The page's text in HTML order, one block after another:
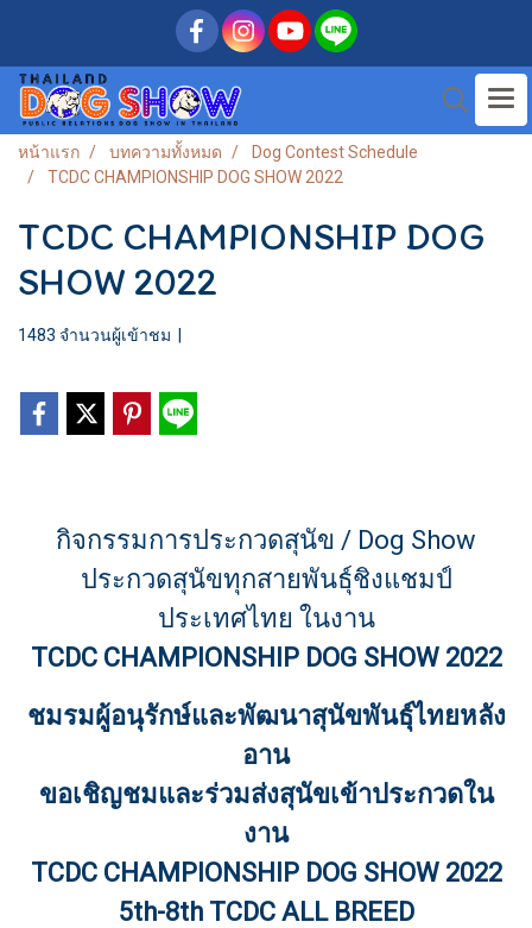
หน้าแรก บทความทั้งหมด
Dog Contest Schedule
TCDC CHAMPIONSHIP DOG SHOW 2022
TCDC CHAMPIONSHIP DOG
SHOW 2022
1483 จำนวนผู้เข้าชม
กิจกรรมการประกวดสุนัข / Dog Show
ประกวดสุนัขทุกสายพันธุ์ชิงแชมป์
ประเทศไทย ในงาน
TCDC CHAMPIONSHIP DOG SHOW 2022
ชมรมผู้อนุรักษ์และพัฒนาสุนัขพันธุ์ไทยหลัง
อาน
ขอเชิญชมและร่วมส่งสุนัขเข้าประกวดใน
งาน
TCDC CHAMPIONSHIP DOG SHOW 2022
5th-8th TCDC ALL BREED